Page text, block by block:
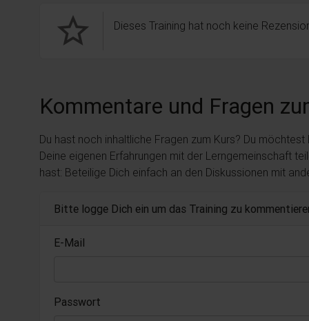
star_border Dieses Training hat noch keine
Kommentare und Fragen
Du hast noch inhaltliche Fragen zum Kurs? Du
Deine eigenen Erfahrungen mit der Lerngemeinschaft
hast: Beteilige Dich einfach an den Diskussionen mit
Bitte logge Dich ein um das Training zu
E-Mail
Passwort